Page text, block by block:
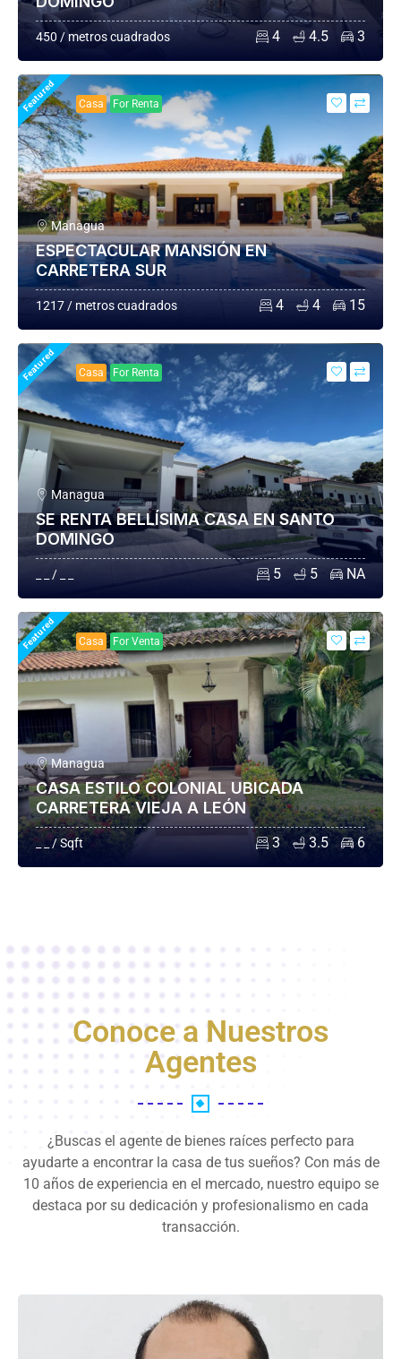
450 / metros cuadrados 4 4.5 3
Featured Casa For Renta
Managua
ESPECTACULAR MANSIÓN EN
CARRETERA SUR
1217 / metros cuadrados 4 4 15
Featured Casa For Renta
Managua
SE RENTA BELLÍSIMA CASA EN SANTO
DOMINGO
_ _ / _ _ 5 5 NA
Featured Casa For Venta
Managua
CASA ESTILO COLONIAL UBICADA
CARRETERA VIEJA A LEÓN
_ _ / Sqft 3 3.5 6
Conoce a Nuestros
Agentes
¿Buscas el agente de bienes raíces perfecto para
ayudarte a encontrar la casa de tus sueños? Con más de
10 años de experiencia en el mercado, nuestro equipo se
destaca por su dedicación y profesionalismo en cada
transacción.